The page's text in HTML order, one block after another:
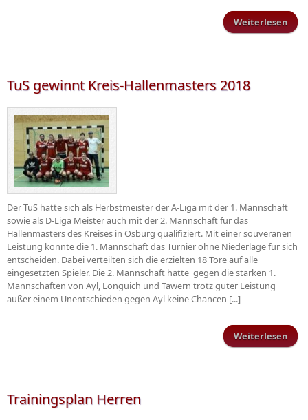
Weiterlesen
TuS gewinnt Kreis-Hallenmasters 2018
Der TuS hatte sich als Herbstmeister der A-Liga mit der 1. Mannschaft
sowie als D-Liga Meister auch mit der 2. Mannschaft für das
Hallenmasters des Kreises in Osburg qualifiziert. Mit einer souveränen
Leistung konnte die 1. Mannschaft das Turnier ohne Niederlage für sich
entscheiden. Dabei verteilten sich die erzielten 18 Tore auf alle
eingesetzten Spieler. Die 2. Mannschaft hatte gegen die starken 1.
Mannschaften von Ayl, Longuich und Tawern trotz guter Leistung
außer einem Unentschieden gegen Ayl keine Chancen [...]
Weiterlesen
Trainingsplan Herren